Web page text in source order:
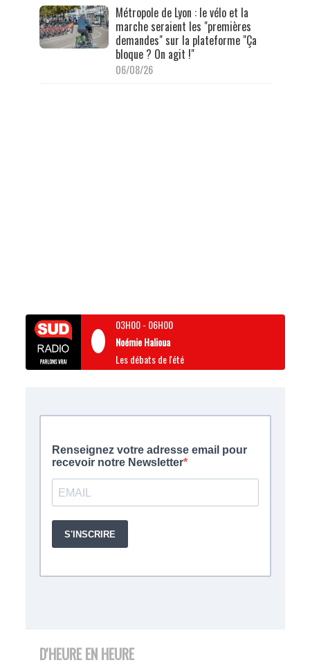
Métropole de Lyon : le vélo et la
marche seraient les "premières
demandes" sur la plateforme "Ça
bloque ? On agit !"
06/08/26
03H00- 06H00
Noémie Halioua
Les débats de l'été
D'HEURE EN HEURE